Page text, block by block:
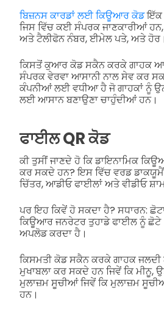
ਬਿਜ਼ਨਸ ਕਾਰਡਾਂ ਲਈ ਕਿਊਆਰ ਕੋਡਇੱਕ
ਜਿਸ ਵਿੱਚ ਕਈ ਸੰਪਰਕ ਜਾਣਕਾਰੀਆਂ
ਅਤੇ ਟੈਲੀਫੋਨ ਨੰਬਰ, ਈਮੇਲ ਪਤੇ, ਅਤੇ ਹੋਰ।
ਕਿਸਤੋਂ ਕੁਆਰ ਕੋਡ ਸਕੈਨ ਕਰਕੇ ਗਾਹਕ
ਸੰਪਰਕ ਵੇਰਵਾ ਆਸਾਨੀ ਨਾਲ ਸੇਵ ਕਰ
ਕੰਪਨੀਆਂ ਲਈ ਵਧੀਆ ਹੈ ਜੋ ਗਾਹਕਾਂ ਨੂੰ
ਲਈ ਆਸਾਨ ਬਣਾਉਣਾ ਚਾਹੁੰਦੀਆਂ ਹਨ।
ਫਾਈਲ QR ਕੋਡ
ਕੀ ਤੁਸੀਂ ਜਾਣਦੇ ਹੋ ਕਿ ਡਾਇਨਾਮਿਕ
ਕਰ ਸਕਦੇ ਹਨ? ਇਸ ਵਿੱਚ ਵਰਡ
ਚਿੱਤਰ, ਆਡੀਓ ਫਾਈਲਾਂ ਅਤੇ ਵੀਡੀਓ
ਪਰ ਇਹ ਕਿਵੇਂ ਹੋ ਸਕਦਾ ਹੈ? ਸਧਾਰਨ:
ਕਿਊਆਰ ਜਨਰੇਟਰ ਤੁਹਾਡੇ ਫਾਈਲ ਨੂੰ ਛੋਟੇ
ਅਪਲੋਡ ਕਰਦਾ ਹੈ।
ਕਿਸਮਤੀ ਕੋਡ ਸਕੈਨ ਕਰਕੇ ਗਾਹਕ
ਮੁਖਾਬਲਾ ਕਰ ਸਕਦੇ ਹਨ ਜਿਵੇਂ ਕਿ ਮੀਨੂ,
ਮੁਲਾਜ਼ਮ ਸੂਚੀਆਂ ਜਿਵੇਂ ਕਿ ਮੁਲਾਜ਼ਮ
ਹਨ।